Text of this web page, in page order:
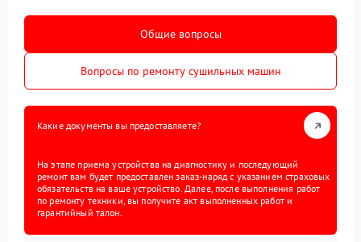
Общие вопросы
Вопросы по ремонту сушильных машин
Какие документы вы предоставляете?
На этапе приема устройства на диагностику и последующий
ремонт вам будет предоставлен заказ-наряд с указанием страховых
обязательств на ваше устройство. Далее, после выполнения работ
по ремонту техники, вы получите акт выполненных работ и
гарантийный талон.